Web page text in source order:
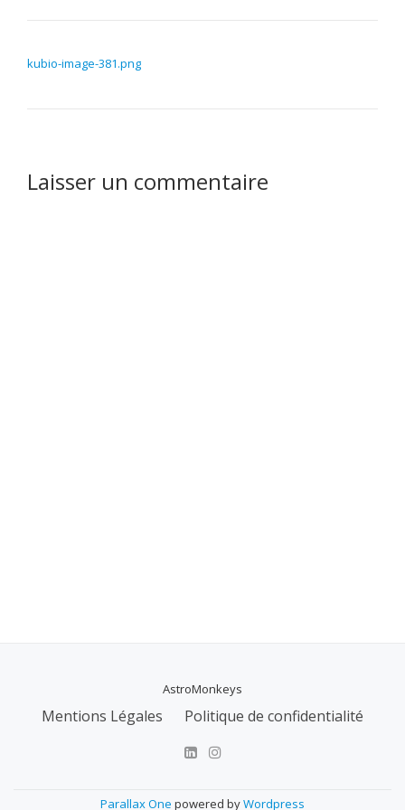
kubio-image-381.png
Laisser un commentaire
AstroMonkeys
MENUMentions Légales Politique de confidentialité
Parallax One powered byWordpress